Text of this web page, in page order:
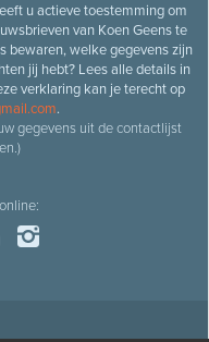
u actieve toestemming om
van Koen Geens te
bewaren, welke gegevens zijn
jij hebt? Lees alle details in
verklaring kan je terecht op
.
gegevens uit de contactlijst